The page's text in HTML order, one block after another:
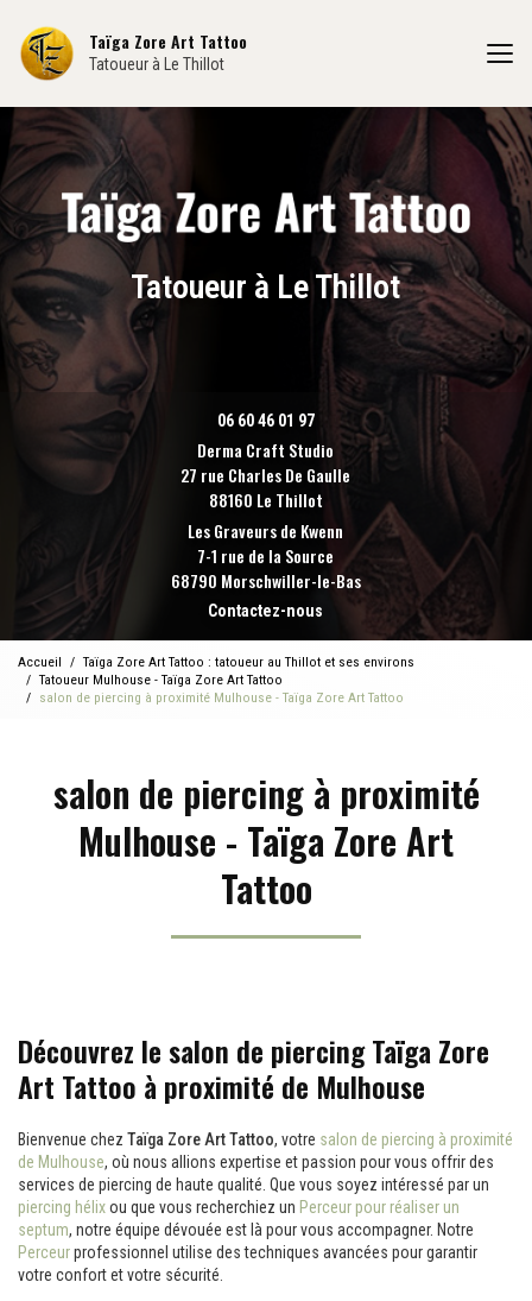
contenu
principal
Taïga Zore Art Tattoo
Tatoueur à Le Thillot
Tatoueur à Le Thillot
06 60 46 01 97
Derma Craft Studio
27 rue Charles De Gaulle
88160 Le Thillot
Les Graveurs de Kwenn
7-1 rue de la Source
68790 Morschwiller-le-Bas
Contactez-nous
Accueil
Taïga Zore Art Tattoo : tatoueur au Thillot et ses environs
Tatoueur Mulhouse - Taïga Zore Art Tattoo
salon de piercing à proximité Mulhouse - Taïga Zore Art Tattoo
salon de piercing à proximité
Mulhouse - Taïga Zore Art
Tattoo
Découvrez le salon de piercing Taïga Zore
Art Tattoo à proximité de Mulhouse
Bienvenue chez Taïga Zore Art Tattoo, votre salon de piercing à proximité
de Mulhouse, où nous allions expertise et passion pour vous offrir des
services de piercing de haute qualité. Que vous soyez intéressé par un
piercing hélixou que vous recherchiez un Perceur pour réaliser un
septum, notre équipe dévouée est là pour vous accompagner. Notre
Perceurprofessionnel utilise des techniques avancées pour garantir
votre confort et votre sécurité.